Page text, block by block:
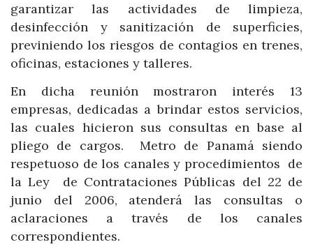
garantizar las actividades de limpieza,
desinfección y sanitización de superficies,
previniendo los riesgos de contagios en trenes,
oficinas, estaciones y talleres.
En dicha reunión mostraron interés 13
empresas, dedicadas a brindar estos servicios,
las cuales hicieron sus consultas en base al
pliego de cargos. Metro de Panamá siendo
respetuoso de los canales y procedimientos de
la Ley de Contrataciones Públicas del 22 de
junio del 2006, atenderá las consultas o
aclaraciones a través de los canales
correspondientes.